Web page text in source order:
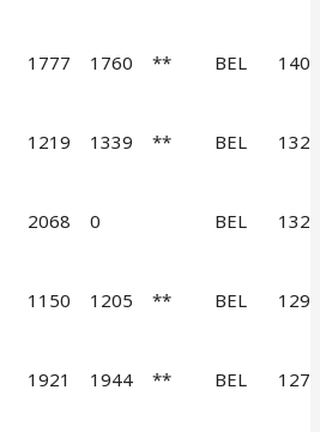
1777 1760 ** BEL 140
1219 1339 ** BEL 132
2068 0 BEL 132
1150 1205 ** BEL 129
1921 1944 ** BEL 127